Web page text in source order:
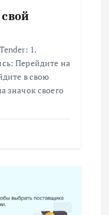
1.
Перейдите на
в свою
значок своего